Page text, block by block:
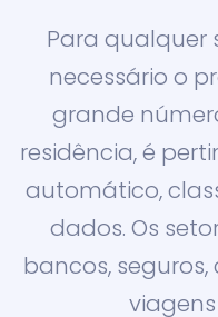
Para qualquer
necessário o
grande
residência, é
automático,
dados. Os
bancos,